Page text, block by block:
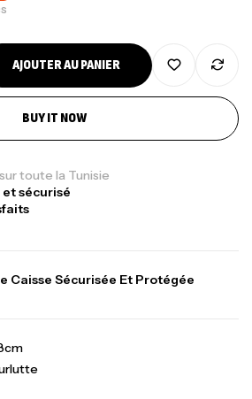
AJOUTER AU PANIER
BUY IT NOW
sur toute la Tunisie
sécurisé
Caisse Sécurisée Et Protégée